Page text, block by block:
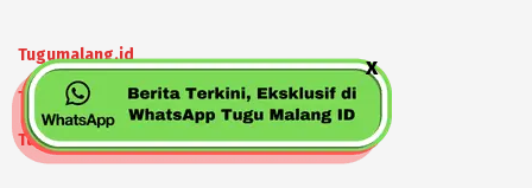
Tugumalang.id
Tugujatim.id
Tugusehat.id